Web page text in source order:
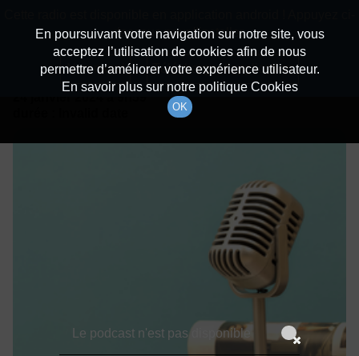
Détails De L'épisode
à 9h59
En poursuivant votre navigation sur notre site, vous
acceptez l’utilisation de cookies afin de nous
permettre d’améliorer votre expérience utilisateur.
En savoir plus sur notre politique Cookies
OK
dessous pour l'installer.
Non merci Télécharger l'application
Le podcast n'est pas disponible